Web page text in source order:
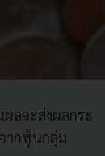
ลจะส่งผลกระ
ากหุ้นกลุ่ม